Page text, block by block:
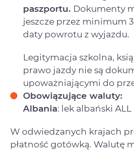
paszportu. Dokumenty
jeszcze przez minimum
daty powrotu z wyjazdu.
Legitymacja szkolna,
prawo jazdy nie są
upoważniającymi do
Obowiązujące waluty:
Albania: lek albański ALL
W odwiedzanych krajach
płatność gotówką. Walutę